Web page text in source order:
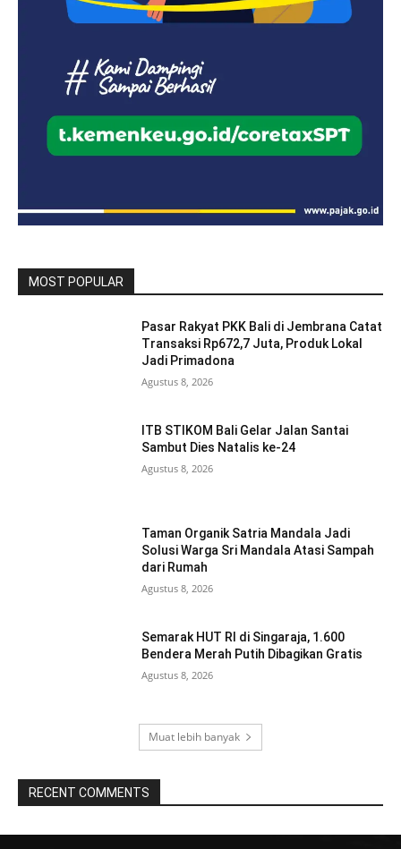
MOST POPULAR
Pasar Rakyat PKK Bali di Jembrana Catat
Transaksi Rp672,7 Juta, Produk Lokal
Jadi Primadona
Agustus 8, 2026
ITB STIKOM Bali Gelar Jalan Santai
Sambut Dies Natalis ke-24
Agustus 8, 2026
Taman Organik Satria Mandala Jadi
Solusi Warga Sri Mandala Atasi Sampah
dari Rumah
Agustus 8, 2026
Semarak HUT RI di Singaraja, 1.600
Bendera Merah Putih Dibagikan Gratis
Agustus 8, 2026
Muat lebih banyak
RECENT COMMENTS